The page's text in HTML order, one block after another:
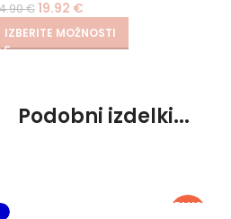
€ 19.92 €
IZBERITE MOŽNOSTI
Podobni izdelki...
PLUS